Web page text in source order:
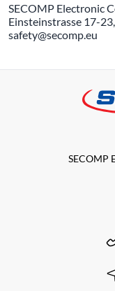
SECOMP Electronic
Einsteinstrasse 17-
safety@secomp.eu
SECOMP